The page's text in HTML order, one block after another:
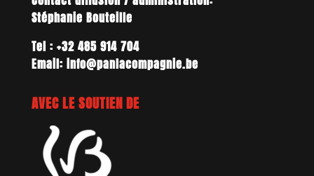
Stéphanie Bouteille
Tel : +32 485 914 704
Email: info@panlacompagnie.be
AVEC LE SOUTIEN DE